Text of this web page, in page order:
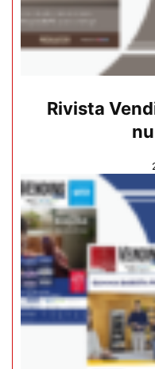
Rivista